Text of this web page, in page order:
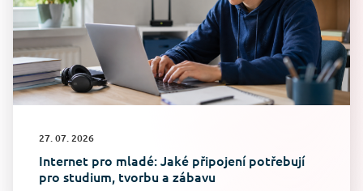
27. 07. 2026
Internet pro mladé: Jaké připojení potřebují
pro studium, tvorbu a zábavu